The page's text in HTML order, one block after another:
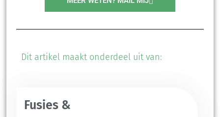
Dit artikel maakt onderdeel uit van:
Fusies &